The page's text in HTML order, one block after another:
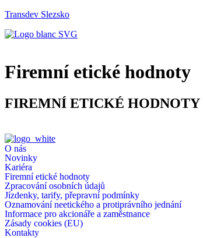
Transdev Slezsko
Firemní etické hodnoty
FIREMNÍ ETICKÉ HODNOTY
O nás
Novinky
Kariéra
Firemní etické hodnoty
Zpracování osobních údajů
Jízdenky, tarify, přepravní podmínky
Oznamování neetického a protiprávního jednání
Informace pro akcionáře a zaměstnance
Zásady cookies (EU)
Kontakty